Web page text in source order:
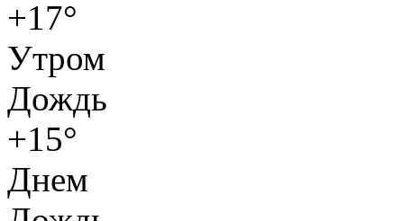
+17°
Утром
Дождь
+15°
Днем